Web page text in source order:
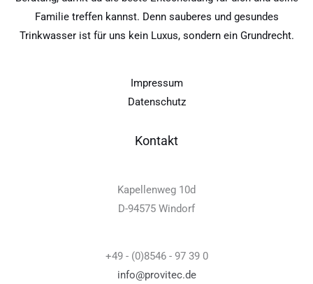
Familie treffen kannst. Denn sauberes und gesundes
Trinkwasser ist für uns kein Luxus, sondern ein Grundrecht.
Impressum
Datenschutz
Kontakt
Kapellenweg 10d
D-94575 Windorf
+49 - (0)8546 - 97 39 0
info@provitec.de